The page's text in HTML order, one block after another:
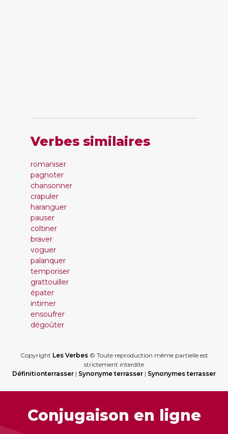
Verbes similaires
romaniser
pagnoter
chansonner
crapuler
haranguer
pauser
coltiner
braver
voguer
palanquer
temporiser
grattouiller
épater
intimer
ensoufrer
dégoûter
Copyright Les Verbes© Toute reproduction même partielle est
strictement interdite
Définitionterrasser | Synonyme terrasser | Synonymes terrasser
Conjugaison en ligne